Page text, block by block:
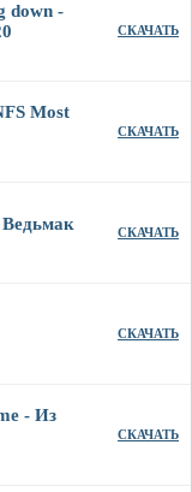
down -
СКАЧАТЬ
Most
СКАЧАТЬ
СКАЧАТЬ
СКАЧАТЬ
- Из
СКАЧАТЬ